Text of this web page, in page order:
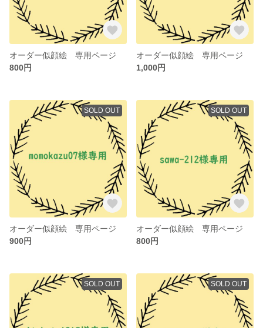
オーダー似顔絵 専用ページ
800円
オーダー似顔絵 専用ページ
1,000円
SOLD OUT
オーダー似顔絵 専用ページ
900円
SOLD OUT
オーダー似顔絵 専用ページ
800円
SOLD OUT SOLD OUT